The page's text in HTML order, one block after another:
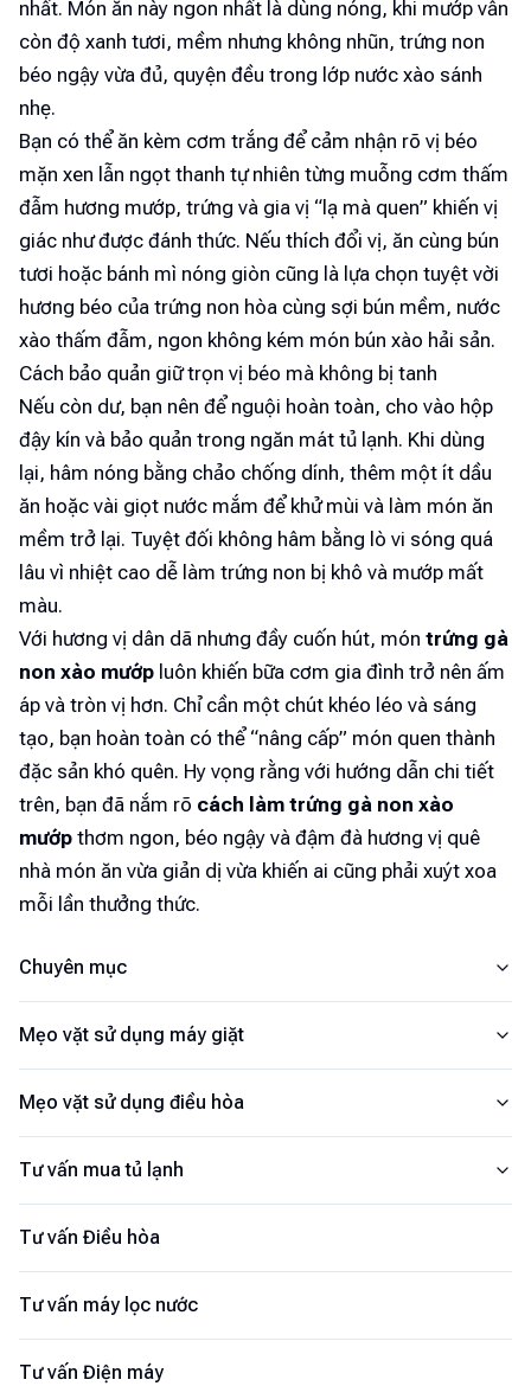
Chuyên mục
Mẹo vặt sử dụng máy giặt
Mẹo vặt sử dụng điều hòa
Tư vấn mua tủ lạnh
Tư vấn Điều hòa
Tư vấn máy lọc nước
Tư vấn Điện máy
nhất. Món ăn này ngon nhất là dùng nóng, khi mướp vẫn
còn độ xanh tươi, mềm nhưng không nhũn, trứng non
béo ngậy vừa đủ, quyện đều trong lớp nước xào sánh
nhẹ.
Bạn có thể ăn kèm cơm trắng để cảm nhận rõ vị béo
mặn xen lẫn ngọt thanh tự nhiên từng muỗng cơm thấm
đẫm hương mướp, trứng và gia vị “lạ mà quen” khiến vị
giác như được đánh thức. Nếu thích đổi vị, ăn cùng bún
tươi hoặc bánh mì nóng giòn cũng là lựa chọn tuyệt vời
hương béo của trứng non hòa cùng sợi bún mềm, nước
xào thấm đẫm, ngon không kém món bún xào hải sản.
Cách bảo quản giữ trọn vị béo mà không bị tanh
Nếu còn dư, bạn nên để nguội hoàn toàn, cho vào hộp
đậy kín và bảo quản trong ngăn mát tủ lạnh. Khi dùng
lại, hâm nóng bằng chảo chống dính, thêm một ít dầu
ăn hoặc vài giọt nước mắm để khử mùi và làm món ăn
mềm trở lại. Tuyệt đối không hâm bằng lò vi sóng quá
lâu vì nhiệt cao dễ làm trứng non bị khô và mướp mất
màu.
Với hương vị dân dã nhưng đầy cuốn hút, món trứng gà
non xào mướp luôn khiến bữa cơm gia đình trở nên ấm
áp và tròn vị hơn. Chỉ cần một chút khéo léo và sáng
tạo, bạn hoàn toàn có thể “nâng cấp” món quen thành
đặc sản khó quên. Hy vọng rằng với hướng dẫn chi tiết
trên, bạn đã nắm rõ cách làm trứng gà non xào
mướp thơm ngon, béo ngậy và đậm đà hương vị quê
nhà món ăn vừa giản dị vừa khiến ai cũng phải xuýt xoa
mỗi lần thưởng thức.